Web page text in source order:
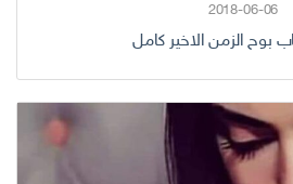
2018-06-06
بوح الزمن الاخير كامل